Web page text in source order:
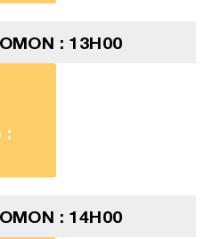
: 13H00
:
: 14H00